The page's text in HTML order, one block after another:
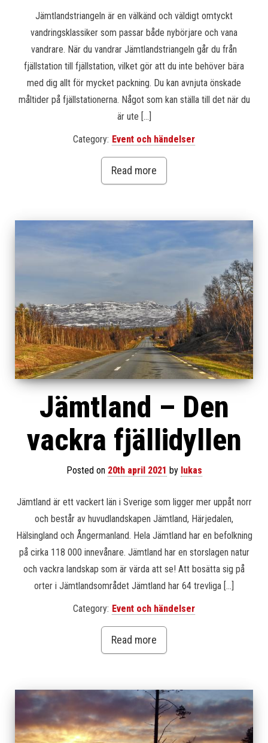
Jämtlandstriangeln är en välkänd och väldigt omtyckt
vandringsklassiker som passar både nybörjare och vana
vandrare. När du vandrar Jämtlandstriangeln går du från
fjällstation till fjällstation, vilket gör att du inte behöver bära
med dig allt för mycket packning. Du kan avnjuta önskade
måltider på fjällstationerna. Något som kan ställa till det när du
är ute […]
Category: Event och händelser
Read more
Jämtland – Den
vackra fjällidyllen
Posted on 20th april 2021 by lukas
Jämtland är ett vackert län i Sverige som ligger mer uppåt norr
och består av huvudlandskapen Jämtland, Härjedalen,
Hälsingland och Ångermanland. Hela Jämtland har en befolkning
på cirka 118 000 innevånare. Jämtland har en storslagen natur
och vackra landskap som är värda att se! Att bosätta sig på
orter i Jämtlandsområdet Jämtland har 64 trevliga […]
Category: Event och händelser
Read more